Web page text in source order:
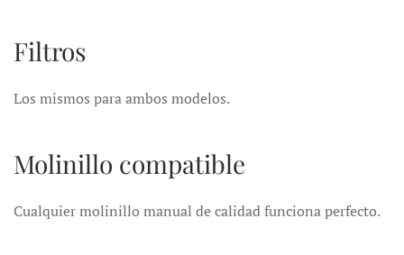
Filtros
Los mismos para ambos modelos.
Molinillo compatible
Cualquier molinillo manual de calidad funciona perfecto.